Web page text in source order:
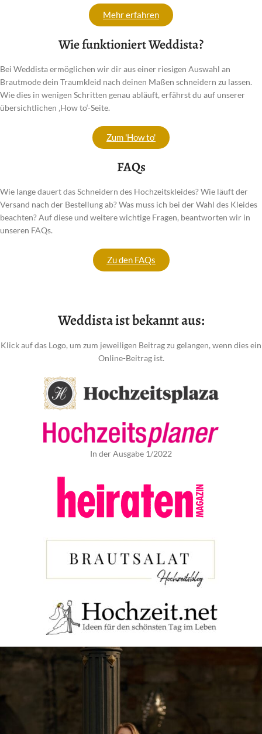
Mehr erfahren
Wie funktioniert Weddista?
Bei Weddista ermöglichen wir dir aus einer riesigen Auswahl an
Brautmode dein Traumkleid nach deinen Maßen schneidern zu lassen.
Wie dies in wenigen Schritten genau abläuft, erfährst du auf unserer
übersichtlichen ‚How to‘-Seite.
Zum 'How to'
FAQs
Wie lange dauert das Schneidern des Hochzeitskleides? Wie läuft der
Versand nach der Bestellung ab? Was muss ich bei der Wahl des Kleides
beachten? Auf diese und weitere wichtige Fragen, beantworten wir in
unseren FAQs.
Zu den FAQs
Weddista ist bekannt aus:
Klick auf das Logo, um zum jeweiligen Beitrag zu gelangen, wenn dies ein
Online-Beitrag ist.
In der Ausgabe 1/2022